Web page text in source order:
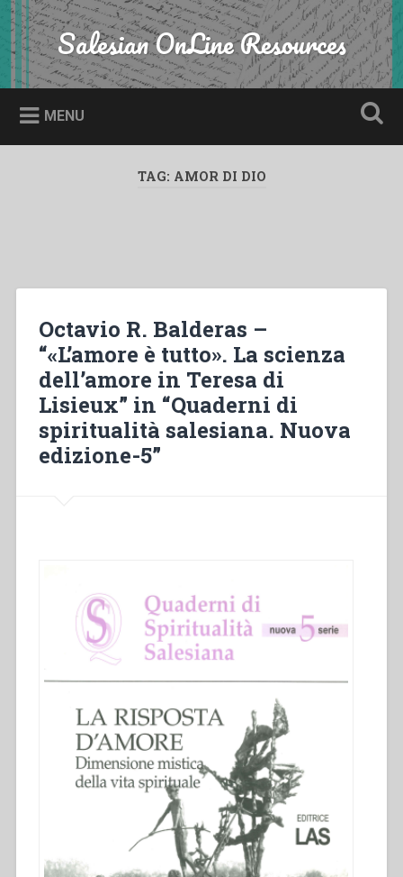
Skip
to
content
Search Salesian OnLine Resources
MENU
TAG: AMOR DI DIO
Octavio R. Balderas –
“«L’amore è tutto». La scienza
dell’amore in Teresa di
Lisieux” in “Quaderni di
spiritualità salesiana. Nuova
edizione-5”